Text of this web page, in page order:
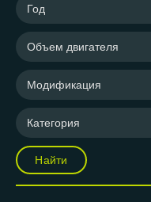
Год
Объем двигателя
Модификация
Категория
Найти